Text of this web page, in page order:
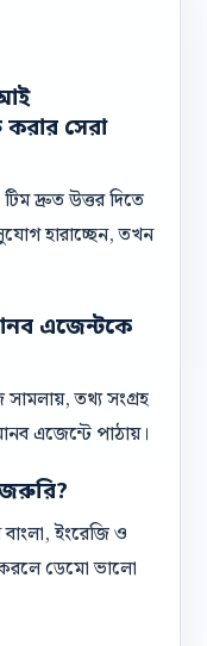
সেরা
দ্রুত উত্তর দিতে
হারাচ্ছেন, তখন
এজেন্টকে
তথ্য সংগ্রহ
এজেন্টে পাঠায়।
জরুরি?
ইংরেজি ও
করলে ডেমো ভালো